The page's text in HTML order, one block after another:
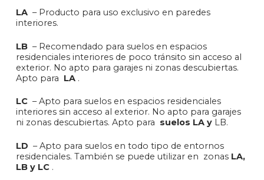
LA – Producto para uso exclusivo en paredes
interiores.
LB – Recomendado para suelos en espacios
residenciales interiores de poco tránsito sin acceso al
exterior. No apto para garajes ni zonas descubiertas.
Apto para LA.
LC – Apto para suelos en espacios residenciales
interiores sin acceso al exterior. No apto para garajes
ni zonas descubiertas. Apto para suelos LA yLB.
LD – Apto para suelos en todo tipo de entornos
residenciales. También se puede utilizar en zonas LA,
LB y LC.